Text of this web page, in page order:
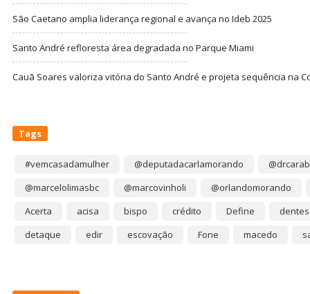
São Caetano amplia liderança regional e avança no Ideb 2025
Santo André refloresta área degradada no Parque Miami
Cauã Soares valoriza vitória do Santo André e projeta sequência na
Tags
#vemcasadamulher @deputadacarlamorando
@marcelolimasbc
@marcovinholi
@orlandomorando
Acerta
acisa bispo crédito Define
dentes
detaque
edir escovação Fone macedo